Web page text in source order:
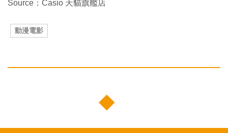
Source：Casio 天貓旗艦店
動漫電影